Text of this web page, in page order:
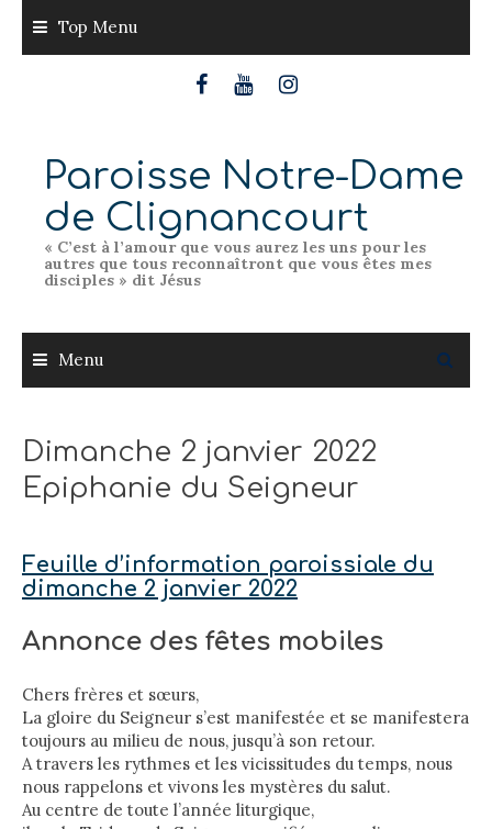
content
Top Menu
Paroisse Notre-Dame
de Clignancourt
« C’est à l’amour que vous aurez les uns pour les
autres que tous reconnaîtront que vous êtes mes
disciples » dit Jésus
Menu
Dimanche 2 janvier 2022
Epiphanie du Seigneur
Feuille d’information paroissiale du
dimanche 2 janvier 2022
Annonce des fêtes mobiles
Chers frères et sœurs,
La gloire du Seigneur s’est manifestée et se manifestera
toujours au milieu de nous, jusqu’à son retour.
A travers les rythmes et les vicissitudes du temps, nous
nous rappelons et vivons les mystères du salut.
Au centre de toute l’année liturgique,